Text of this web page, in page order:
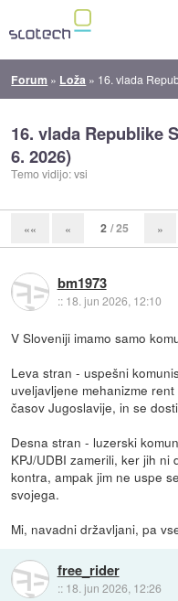
Forum » Loža » 16. vlada
16. vlada Republike
6. 2026)
Temo vidijo: vsi
«« « 2 / 25 »
bm1973
:: 18. jun 2026, 12:10
V Sloveniji imamo samo
Leva stran - uspešni
uveljavljene mehanizme
časov Jugoslavije, in se
Desna stran - luzerski
KPJ/UDBI zamerili, ker jih
kontra, ampak jim ne uspe
svojega.
Mi, navadni državljani, pa
free_rider
:: 18. jun 2026, 12:26